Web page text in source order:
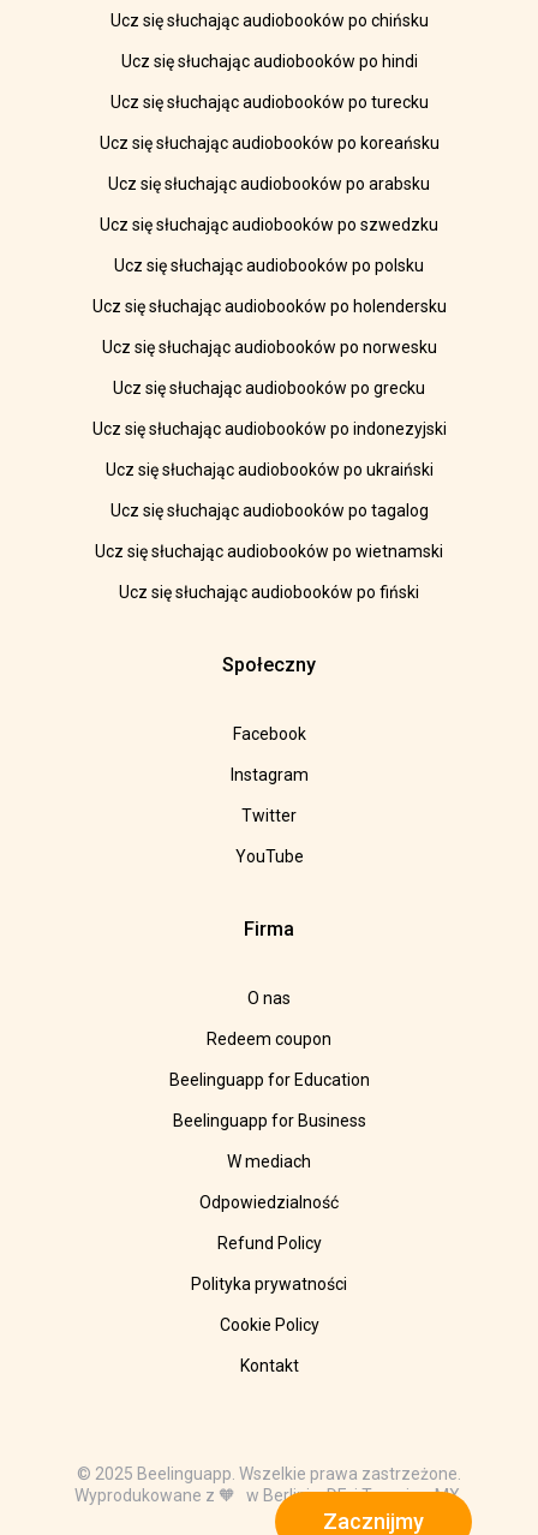
Zacznijmy
Ucz się słuchając audiobooków po chińsku
Ucz się słuchając audiobooków po hindi
Ucz się słuchając audiobooków po turecku
Ucz się słuchając audiobooków po koreańsku
Ucz się słuchając audiobooków po arabsku
Ucz się słuchając audiobooków po szwedzku
Ucz się słuchając audiobooków po polsku
Ucz się słuchając audiobooków po holendersku
Ucz się słuchając audiobooków po norwesku
Ucz się słuchając audiobooków po grecku
Ucz się słuchając audiobooków po indonezyjski
Ucz się słuchając audiobooków po ukraiński
Ucz się słuchając audiobooków po tagalog
Ucz się słuchając audiobooków po wietnamski
Ucz się słuchając audiobooków po fiński
Społeczny
Facebook
Instagram
Twitter
YouTube
Firma
O nas
Redeem coupon
Beelinguapp for Education
Beelinguapp for Business
W mediach
Odpowiedzialność
Refund Policy
Polityka prywatności
Cookie Policy
Kontakt
© 2025 Beelinguapp. Wszelkie prawa zastrzeżone.
Wyprodukowane z 🧡 w Berlinie, DE, i Tampico, MX.